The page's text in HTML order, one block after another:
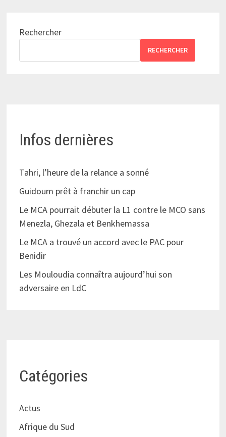
Rechercher
RECHERCHER
Infos dernières
Tahri, l’heure de la relance a sonné
Guidoum prêt à franchir un cap
Le MCA pourrait débuter la L1 contre le MCO sans
Menezla, Ghezala et Benkhemassa
Le MCA a trouvé un accord avec le PAC pour
Benidir
Les Mouloudia connaîtra aujourd’hui son
adversaire en LdC
Catégories
Actus
Afrique du Sud